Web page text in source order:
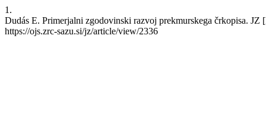
1.
Dudás E. Primerjalni zgodovinski razvoj prekmurskega črkopisa.
https://ojs.zrc-sazu.si/jz/article/view/2336